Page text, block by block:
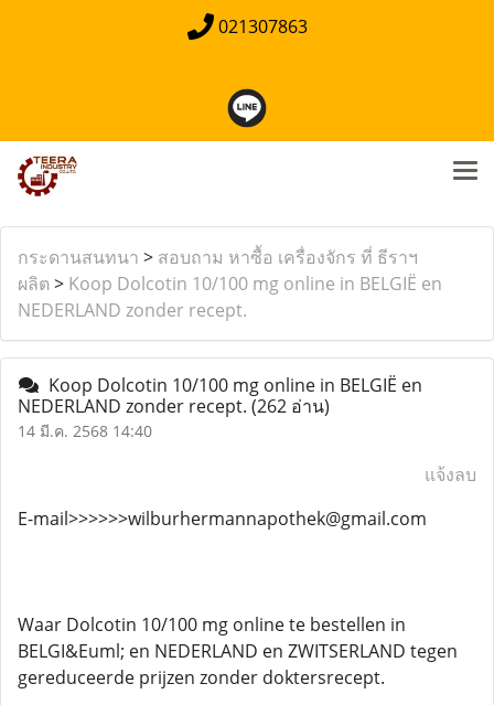
021307863
กระดานสนทนา > สอบถาม หาซื้อ เครื่องจักร ที่ ธีราฯ
ผลิต > Koop Dolcotin 10/100 mg online in BELGIË en
NEDERLAND zonder recept.
Koop Dolcotin 10/100 mg online in BELGIË en
NEDERLAND zonder recept. (262 อ่าน)
14 มี.ค. 2568 14:40
แจ้งลบ
E-mail>>>>>>wilburhermannapothek@gmail.com
Waar Dolcotin 10/100 mg online te bestellen in
BELGI&Euml; en NEDERLAND en ZWITSERLAND tegen
gereduceerde prijzen zonder doktersrecept.